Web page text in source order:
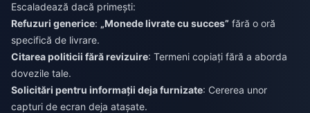
Escaladează dacă primești:
Refuzuri generice: „Monede livrate cu succes” fără o oră
specifică de livrare.
Citarea politicii fără revizuire: Termeni copiați fără a aborda
dovezile tale.
Solicitări pentru informații deja furnizate: Cererea unor
capturi de ecran deja atașate.